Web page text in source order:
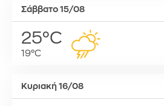
Σάββατο 15/08
25°C
19°C
Κυριακή 16/08